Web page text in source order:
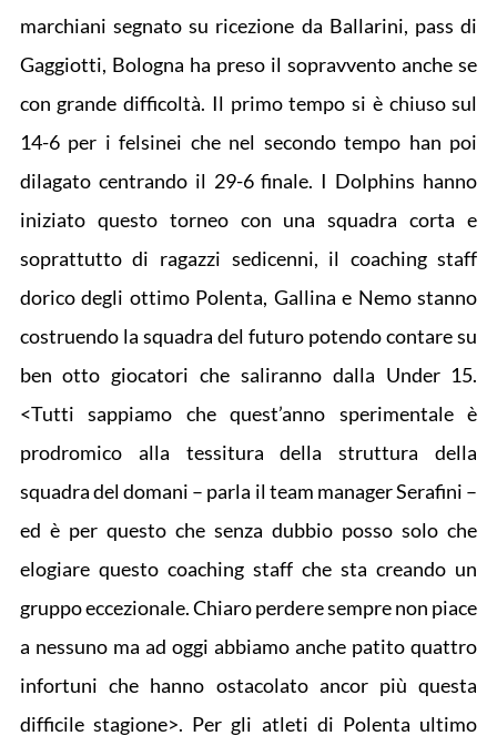
marchiani segnato su ricezione da Ballarini, pass di
Gaggiotti, Bologna ha preso il sopravvento anche se
con grande difficoltà. Il primo tempo si è chiuso sul
14-6 per i felsinei che nel secondo tempo han poi
dilagato centrando il 29-6 finale. I Dolphins hanno
iniziato questo torneo con una squadra corta e
soprattutto di ragazzi sedicenni, il coaching staff
dorico degli ottimo Polenta, Gallina e Nemo stanno
costruendo la squadra del futuro potendo contare su
ben otto giocatori che saliranno dalla Under 15.
<Tutti sappiamo che quest’anno sperimentale è
prodromico alla tessitura della struttura della
squadra del domani – parla il team manager Serafini –
ed è per questo che senza dubbio posso solo che
elogiare questo coaching staff che sta creando un
gruppo eccezionale. Chiaro perdere sempre non piace
a nessuno ma ad oggi abbiamo anche patito quattro
infortuni che hanno ostacolato ancor più questa
difficile stagione>. Per gli atleti di Polenta ultimo